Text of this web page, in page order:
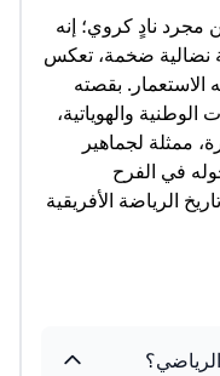
مجرد نادٍ كروي؛ إنه
نضالية ضخمة، تعكس
الاستعمار. بقصته
الوطنية والهوياتية،
ممثلة لجماهير
في الفرح
الرياضة الأفريقية